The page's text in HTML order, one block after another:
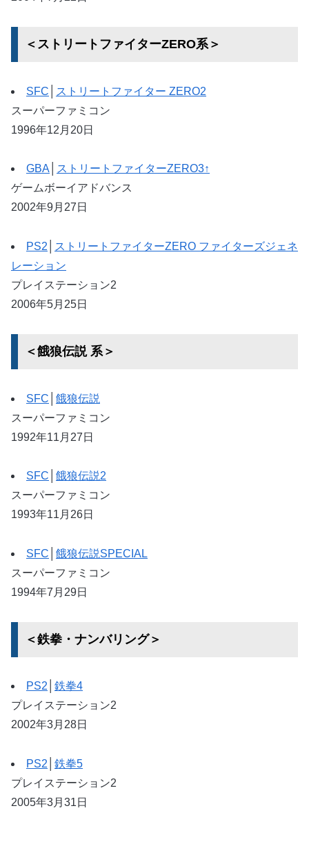
＜ストリートファイターZERO系＞
SFC
ストリートファイター ZERO2
スーパーファミコン
1996年12月20日
GBA
ストリートファイターZERO3↑
ゲームボーイアドバンス
2002年9月27日
PS2
ストリートファイターZERO ファイターズジェネ
レーション
プレイステーション2
2006年5月25日
＜餓狼伝説 系＞
SFC
餓狼伝説
スーパーファミコン
1992年11月27日
SFC
餓狼伝説2
スーパーファミコン
1993年11月26日
SFC
餓狼伝説SPECIAL
スーパーファミコン
1994年7月29日
＜鉄拳・ナンバリング＞
PS2
鉄拳4
プレイステーション2
2002年3月28日
PS2
鉄拳5
プレイステーション2
2005年3月31日